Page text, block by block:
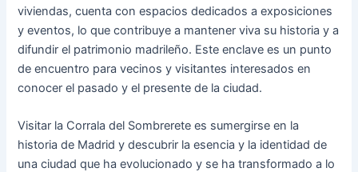
viviendas, cuenta con espacios dedicados a exposiciones
y eventos, lo que contribuye a mantener viva su historia y a
difundir el patrimonio madrileño. Este enclave es un punto
de encuentro para vecinos y visitantes interesados en
conocer el pasado y el presente de la ciudad.
Visitar la Corrala del Sombrerete es sumergirse en la
historia de Madrid y descubrir la esencia y la identidad de
una ciudad que ha evolucionado y se ha transformado a lo